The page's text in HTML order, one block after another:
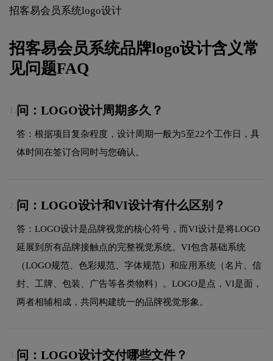
招客易会员系统logo设计
招客易会员系统品牌logo设计含义常
见问题FAQ
问：LOGO设计周期多久？
答：根据项目复杂程度，设计周期一般为5至22个工作日，具
体时间在签订合同时与您确认。
2. 问：LOGO设计和VI设计有什么区别？
答：LOGO设计是品牌视觉的核心符号，而VI设计是将LOGO
延展到所有品牌接触点的完整视觉系统。VI包含基础系统
（LOGO规范、色彩规范、字体规范）和应用系统（名片、信
封、工牌、包装、广告等各类物料）。LOGO是点，VI是面，
两者相辅相成，共同构建统一的品牌视觉形象。
3. 问：LOGO设计交付哪些文件？